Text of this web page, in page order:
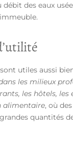
des eaux
utiles aussi
les milieux
les hôtels, les
alimentaire, où
quantités